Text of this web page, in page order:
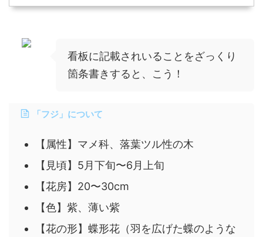
看板に記載されいることをざっくり
箇条書きすると、こう！
「フジ」について
【属性】マメ科、落葉ツル性の木
【見頃】5月下旬〜6月上旬
【花房】20〜30cm
【色】紫、薄い紫
【花の形】蝶形花（羽を広げた蝶のような